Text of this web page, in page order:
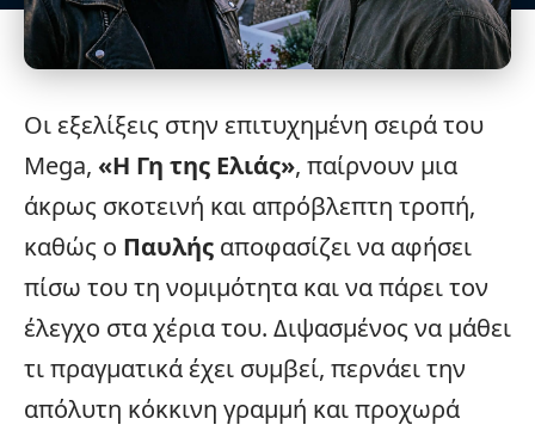
Οι εξελίξεις στην επιτυχημένη σειρά του
Mega, «Η Γη της Ελιάς», παίρνουν μια
άκρως σκοτεινή και απρόβλεπτη τροπή,
καθώς ο Παυλής αποφασίζει να αφήσει
πίσω του τη νομιμότητα και να πάρει τον
έλεγχο στα χέρια του. Διψασμένος να μάθει
τι πραγματικά έχει συμβεί, περνάει την
απόλυτη κόκκινη γραμμή και προχωρά